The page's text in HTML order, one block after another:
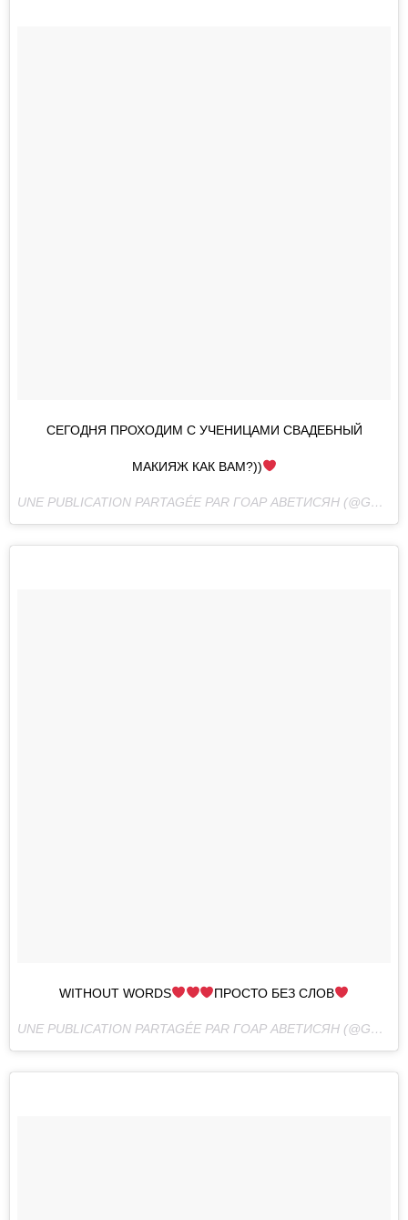
СЕГОДНЯ ПРОХОДИМ С УЧЕНИЦАМИ СВАДЕБНЫЙ
МАКИЯЖ КАК ВАМ?))
UNE PUBLICATION PARTAGÉE PAR ГОАР АВЕТИСЯН (@GOAR_AVETISYAN) LE
WITHOUT WORDS ПРОСТО БЕЗ СЛОВ
UNE PUBLICATION PARTAGÉE PAR ГОАР АВЕТИСЯН (@GOAR_AVETISYAN) LE